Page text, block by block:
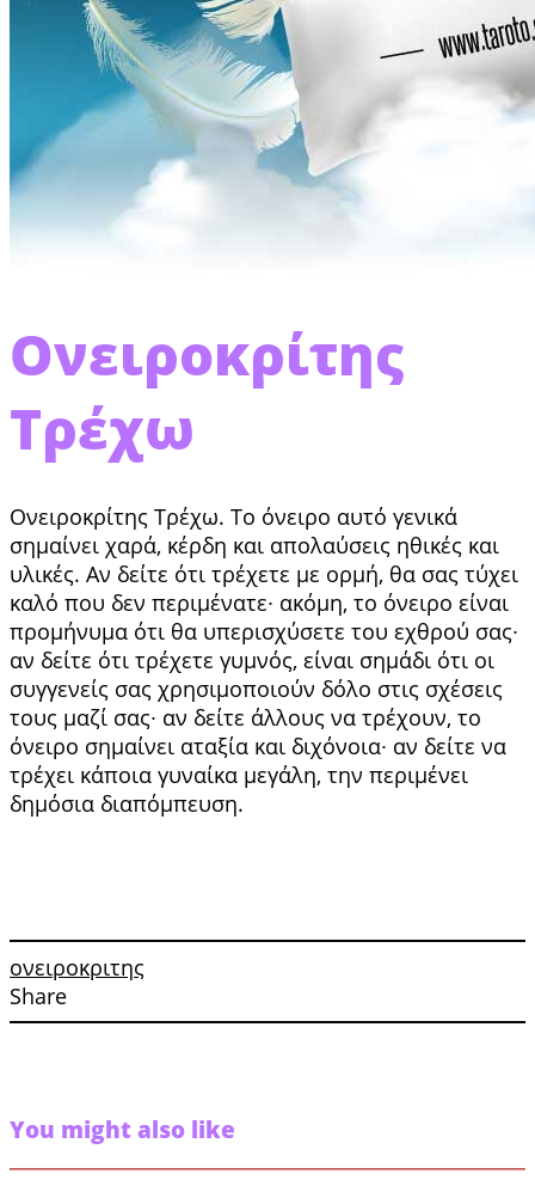
Ονειροκρίτης
Τρέχω
Ονειροκρίτης Τρέχω. Το όνειρο αυτό γενικά
σημαίνει χαρά, κέρδη και απολαύσεις ηθικές και
υλικές. Αν δείτε ότι τρέχετε με ορμή, θα σας τύχει
καλό που δεν πε­ριμένατε∙ ακόμη, το όνειρο είναι
προμήνυμα ότι θα υπερισχύσετε του εχθρού σας∙
αν δείτε ότι τρέ­χετε γυμνός, είναι σημάδι ότι οι
συγγενείς σας χρησιμοποιούν δόλο στις σχέσεις
τους μαζί σας∙ αν δείτε άλλους να τρέχουν, το
όνειρο σημαίνει ατα­ξία και διχόνοια∙ αν δείτε να
τρέχει κάποια γυ­ναίκα μεγάλη, την περιμένει
δημόσια διαπό­μπευση.
ονειροκριτης
Share
You might also like